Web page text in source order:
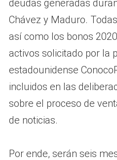
deudas generadas
Chávez y Maduro.
así como los bonos
activos solicitado por la
estadounidense
incluidos en las
sobre el proceso de
de noticias.
Por ende, serán seis